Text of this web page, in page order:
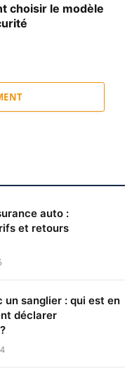
choisir le modèle
auto :
et retours
sanglier : qui est en
déclarer